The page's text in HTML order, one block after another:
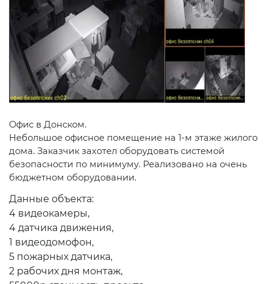
Офис в Донском.
Небольшое офисное помещение на 1-м этаже жилого
дома. Заказчик захотел оборудовать системой
безопасности по минимуму. Реализовано на очень
бюджетном оборудовании.
Данные объекта:
4 видеокамеры,
4 датчика движения,
1 видеодомофон,
5 пожарных датчика,
2 рабочих дня монтаж,